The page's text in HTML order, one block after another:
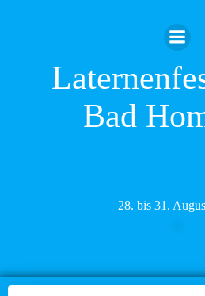
Inhalt
Bad
28. bis 31.